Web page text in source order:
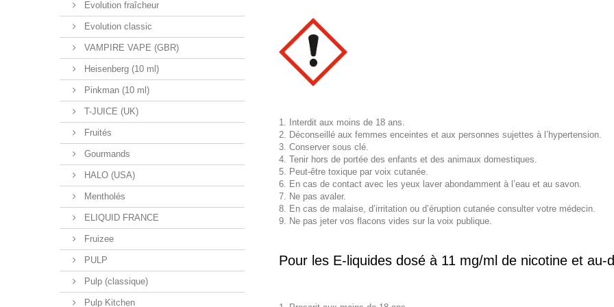
Evolution fraîcheur
Evolution classic
VAMPIRE VAPE (GBR)
Heisenberg (10 ml)
Pinkman (10 ml)
T-JUICE (UK)
Fruités
Gourmands
HALO (USA)
Mentholés
ELIQUID FRANCE
Fruizee
PULP
Pulp (classique)
Pulp Kitchen
Interdit aux moins de 18 ans.
Déconseillé aux femmes enceintes et aux personnes sujettes à l’hypertension.
Conserver sous clé.
Tenir hors de portée des enfants et des animaux domestiques.
Peut-être toxique par voix cutanée.
En cas de contact avec les yeux laver abondamment à l’eau et au savon.
Ne pas avaler.
En cas de malaise, d’irritation ou d’éruption cutanée consulter votre médecin.
Ne pas jeter vos flacons vides sur la voix publique.
Pour les E-liquides dosé à 11 mg/ml de nicotine et au-